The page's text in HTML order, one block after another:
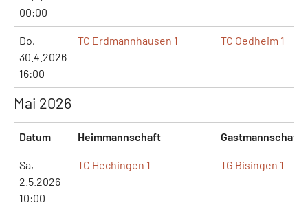
00:00
Do,
30.4.2026
16:00
TC Erdmannhausen 1 TC Oedheim 1
Mai 2026
Datum Heimmannschaft Gastmannschaft
Sa,
2.5.2026
10:00
TC Hechingen 1 TG Bisingen 1